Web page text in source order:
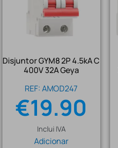
Disjuntor GYM8 2P 4.5kA C
400V 32A Geya
REF: AMOD247
€19.90
Inclui IVA
Adicionar